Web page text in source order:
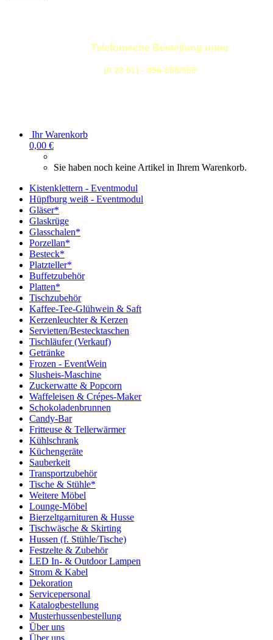
Telefonische Bestellung unter
(0 23 51) - 456-558/559
Ihr Warenkorb
0,00 €
Sie haben noch keine Artikel in Ihrem Warenkorb.
Kistenklettern - Eventmodul
Hüpfburg weiß - Eventmodul
Gläser*
Glaskrüge
Glasschalen*
Porzellan*
Besteck*
Platzteller*
Buffetzubehör
Platten*
Tischzubehör
Kaffee-Tee-Glühwein & Saft
Kerzenleuchter & Kerzen
Servietten/Bestecktaschen
Tischläufer (Verkauf)
Getränke
Frozen - EventWein
Slusheis-Maschine
Zuckerwatte & Popcorn
Waffeleisen & Crépes-Maker
Schokoladenbrunnen
Candy-Bar
Fritteuse & Tellerwärmer
Kühlschrank
Küchengeräte
Sauberkeit
Transportzubehör
Tische & Stühle*
Weitere Möbel
Lounge-Möbel
Bierzeltgarnituren & Husse
Tischwäsche & Skirting
Hussen (f. Stühle/Tische)
Festzelte & Zubehör
LED In- & Outdoor Lampen
Strom & Kabel
Dekoration
Servicepersonal
Katalogbestellung
Musterhussenbestellung
Über uns
Über uns